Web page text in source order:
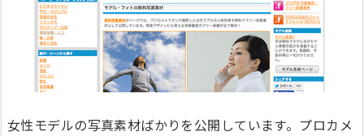
女性モデルの写真素材ばかりを公開しています。プロカメ